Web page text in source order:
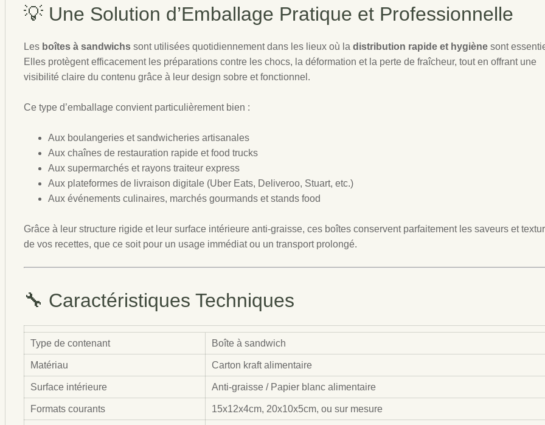
💡 Une Solution d’Emballage Pratique et Professionnelle
Les boîtes à sandwichs sont utilisées quotidiennement dans les lieux où la distribution rapide et hygiène sont
Elles protègent efficacement les préparations contre les chocs, la déformation et la perte de fraîcheur, tout en offrant une
visibilité claire du contenu grâce à leur design sobre et fonctionnel.
Ce type d’emballage convient particulièrement bien :
Aux boulangeries et sandwicheries artisanales
Aux chaînes de restauration rapide et food trucks
Aux supermarchés et rayons traiteur express
Aux plateformes de livraison digitale (Uber Eats, Deliveroo, Stuart, etc.)
Aux événements culinaires, marchés gourmands et stands food
Grâce à leur structure rigide et leur surface intérieure anti-graisse, ces boîtes conservent parfaitement les saveurs et
de vos recettes, que ce soit pour un usage immédiat ou un transport prolongé.
🔧 Caractéristiques Techniques
Type de contenant Boîte à sandwich
Matériau Carton kraft alimentaire
Surface intérieure Anti-graisse / Papier blanc alimentaire
Formats courants 15x12x4cm, 20x10x5cm, ou sur mesure